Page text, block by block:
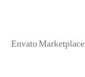
Envato Marketplace